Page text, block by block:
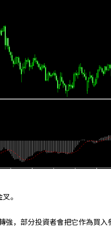
。
，部分投資者會把它作為買入